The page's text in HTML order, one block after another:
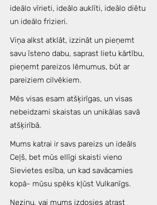
ideālo vīrieti, ideālo auklīti, ideālo diētu
un ideālo frizieri.
Viņa alkst atklāt, izzināt un pieņemt
savu īsteno dabu, saprast lietu kārtību,
pieņemt pareizos lēmumus, būt ar
pareiziem cilvēkiem.
Mēs visas esam atšķirīgas, un visas
nebeidzami skaistas un unikālas savā
atšķirībā.
Mums katrai ir savs pareizs un ideāls
Ceļš, bet mūs ellīgi skaisti vieno
Sievietes esība, un kad savācamies
kopā- mūsu spēks kļūst Vulkanīgs.
Nezinu, vai mums izdosies atrast